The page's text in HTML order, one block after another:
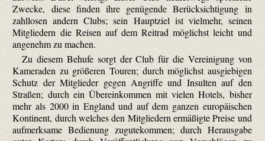
Zwecke, diese finden ihre genügende Berücksichtigung in
zahllosen andern Clubs; sein Hauptziel ist vielmehr, seinen
Mitgliedern die Reisen auf dem Reitrad möglichst leicht und
angenehm zu machen.
Zu diesem Behufe sorgt der Club für die Vereinigung von
Kameraden zu größeren Touren; durch möglichst ausgiebigen
Schutz der Mitglieder gegen Angriffe und Insulten auf den
Straßen; durch ein Übereinkommen mit vielen Hotels, bisher
mehr als 2000 in England und auf dem ganzen europäischen
Kontinent, durch welches den Mitgliedern ermäßigte Preise und
aufmerksame Bedienung zugutekommen; durch Herausgabe